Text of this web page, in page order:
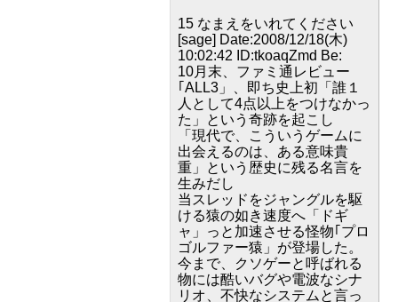
15 なまえをいれてください
[sage] Date:2008/12/18(木)
10:02:42 ID:tkoaqZmd Be:
10月末、ファミ通レビュー
｢ALL3」、即ち史上初「誰１
人として4点以上をつけなかっ
た」という奇跡を起こし
「現代で、こういうゲームに
出会えるのは、ある意味貴
重」という歴史に残る名言を
生みだし
当スレッドをジャングルを駆
ける猿の如き速度へ「ドギ
ャ」っと加速させる怪物｢プロ
ゴルファー猿」が登場した。
今まで、クソゲーと呼ばれる
物には酷いバグや電波なシナ
リオ、不快なシステムと言っ